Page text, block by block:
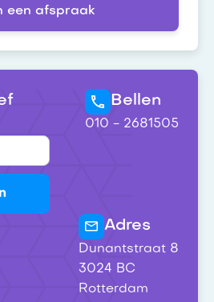
een afspraak
Bellen
010 - 2681505
Adres
Dunantstraat 8
3024 BC
Rotterdam